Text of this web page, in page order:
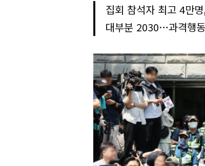
집회 참석자 최고 4만
대부분 2030…과격행